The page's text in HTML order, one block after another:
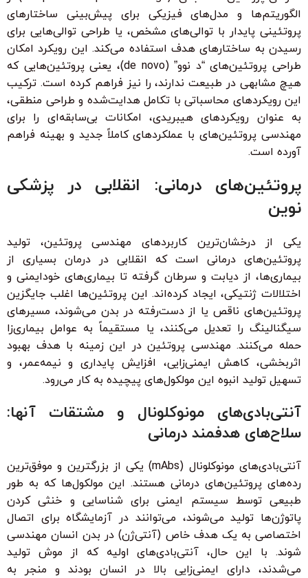
الگوریتم‌ها و مدل‌های فیزیکی برای پیش‌بینی ساختارهای
پروتئینی پایدار با توالی‌های مشخص، یا طراحی توالی‌هایی برای
رسیدن به ساختارهای هدف استفاده می‌کند. این رویکرد امکان
طراحی پروتئین‌های “د نوو” (de novo)، یعنی پروتئین‌هایی که
هیچ مشابهی در طبیعت ندارند، را نیز فراهم کرده است. ترکیب
این رویکردهای محاسباتی با تکامل هدایت‌شده و طراحی منطقی،
به عنوان رویکردهای هیبریدی، امکانات بی‌سابقه‌ای را برای
مهندسی پروتئین‌های با عملکردهای کاملاً جدید و بهینه فراهم
آورده است.
پروتئین‌های درمانی: انقلابی در پزشکی
نوین
یکی از درخشان‌ترین کاربردهای مهندسی پروتئین، تولید
پروتئین‌های درمانی است که انقلابی در درمان بسیاری از
بیماری‌ها، از دیابت و سرطان گرفته تا بیماری‌های خودایمنی و
اختلالات ژنتیکی، ایجاد کرده‌اند. این پروتئین‌ها اغلب جایگزین
پروتئین‌های ناقص یا از دست‌رفته در بدن می‌شوند، مسیرهای
سیگنالینگ را تعدیل می‌کنند، یا مستقیماً به عوامل بیماری‌زا
حمله می‌کنند. مهندسی پروتئین در این زمینه با هدف بهبود
اثربخشی، کاهش ایمنی‌زایی، افزایش پایداری و نیمه‌عمر، و
تسهیل تولید انبوه این مولکول‌های پیچیده به کار می‌رود.
آنتی‌بادی‌های مونوکلونال و مشتقات آنها:
سلاح‌های هدفمند درمانی
آنتی‌بادی‌های مونوکلونال (mAbs) یکی از بزرگترین و موفق‌ترین
رده‌های پروتئین‌های درمانی هستند. این مولکول‌ها که به طور
طبیعی توسط سیستم ایمنی برای شناسایی و خنثی کردن
پاتوژن‌ها تولید می‌شوند، می‌توانند در آزمایشگاه برای اتصال
اختصاصی به یک هدف خاص (آنتی‌ژن) در بدن انسان مهندسی
شوند. با این حال، آنتی‌بادی‌های اولیه که از موش تولید
می‌شدند، دارای ایمنی‌زایی بالا در انسان بودند و منجر به